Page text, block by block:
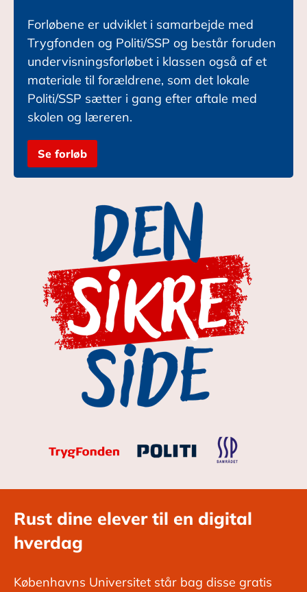
Forløbene er udviklet i samarbejde med
Trygfonden og Politi/SSP og består foruden
undervisningsforløbet i klassen også af et
materiale til forældrene, som det lokale
Politi/SSP sætter i gang efter aftale med
skolen og læreren.
Se forløb
Rust dine elever til en digital
hverdag
Københavns Universitet står bag disse gratis